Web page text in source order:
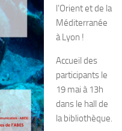
l’Orient et de la
Méditerranée
à Lyon !
Accueil des
participants le
19 mai à 13h
dans le hall de
la bibliothèque.